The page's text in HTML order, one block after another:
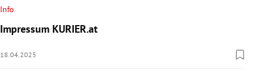
Info
Impressum KURIER.at
18.04.2025